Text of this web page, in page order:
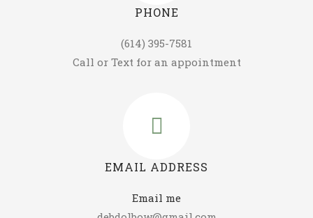
PHONE
(614) 395-7581
Call or Text for an appointment
EMAIL ADDRESS
Email me